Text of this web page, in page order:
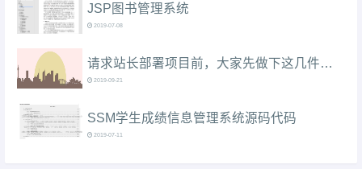
JSP图书管理系统
2019-07-08
请求站长部署项目前，大家先做下这几件事情....
2019-09-21
SSM学生成绩信息管理系统源码代码
2019-07-11